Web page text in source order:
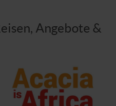
Angebote &